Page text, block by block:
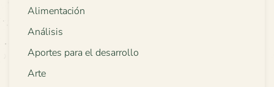
Alimentación
Análisis
Aportes para el desarrollo
Arte